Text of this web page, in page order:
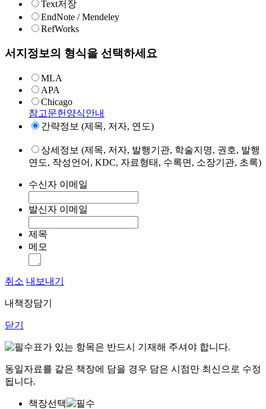
Text저장
EndNote / Mendeley
RefWorks
서지정보의 형식을 선택하세요
MLA
APA
Chicago
참고문헌양식안내
간략정보 (제목, 저자, 연도)
상세정보 (제목, 저자, 발행기관, 학술지명, 권호, 발행
연도, 작성언어, KDC, 자료형태, 수록면, 소장기관, 초록)
수신자 이메일
발신자 이메일
제목
메모
취소 내보내기
내책장담기
닫기
표가 있는 항목은 반드시 기재해 주셔야 합니다.
동일자료를 같은 책장에 담을 경우 담은 시점만 최신으로 수정
됩니다.
책장선택